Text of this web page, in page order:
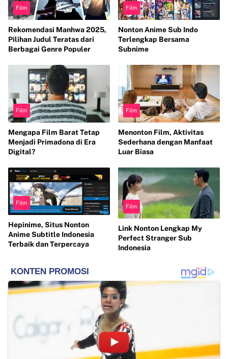
Film
Rekomendasi Manhwa 2025,
Pilihan Judul Teratas dari
Berbagai Genre Populer
Film
Nonton Anime Sub Indo
Terlengkap Bersama
Subnime
Film
Mengapa Film Barat Tetap
Menjadi Primadona di Era
Digital?
Film
Menonton Film, Aktivitas
Sederhana dengan Manfaat
Luar Biasa
Film
Hepinime, Situs Nonton
Anime Subtitle Indonesia
Terbaik dan Terpercaya
Film
Link Nonton Lengkap My
Perfect Stranger Sub
Indonesia